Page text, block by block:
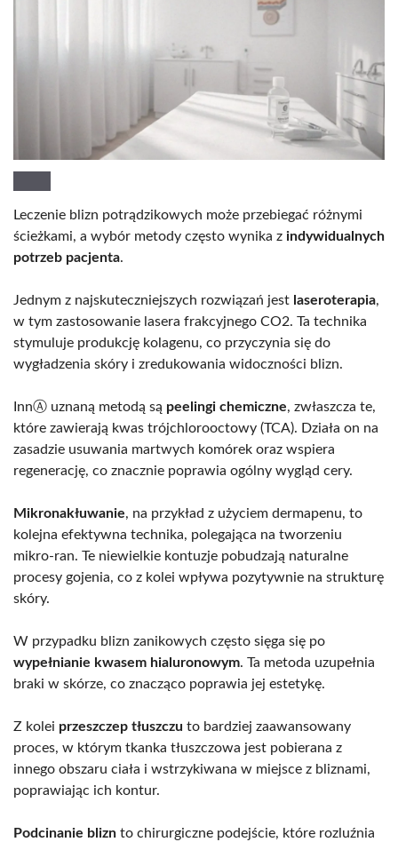
Leczenie blizn potrądzikowych może przebiegać różnymi
ścieżkami, a wybór metody często wynika z indywidualnych
potrzeb pacjenta.
Jednym z najskuteczniejszych rozwiązań jest laseroterapia,
w tym zastosowanie lasera frakcyjnego CO2. Ta technika
stymuluje produkcję kolagenu, co przyczynia się do
wygładzenia skóry i zredukowania widoczności blizn.
InnⒶ uznaną metodą są peelingi chemiczne, zwłaszcza te,
które zawierają kwas trójchlorooctowy (TCA). Działa on na
zasadzie usuwania martwych komórek oraz wspiera
regenerację, co znacznie poprawia ogólny wygląd cery.
Mikronakłuwanie, na przykład z użyciem dermapenu, to
kolejna efektywna technika, polegająca na tworzeniu
mikro-ran. Te niewielkie kontuzje pobudzają naturalne
procesy gojenia, co z kolei wpływa pozytywnie na strukturę
skóry.
W przypadku blizn zanikowych często sięga się po
wypełnianie kwasem hialuronowym. Ta metoda uzupełnia
braki w skórze, co znacząco poprawia jej estetykę.
Z kolei przeszczep tłuszczu to bardziej zaawansowany
proces, w którym tkanka tłuszczowa jest pobierana z
innego obszaru ciała i wstrzykiwana w miejsce z bliznami,
poprawiając ich kontur.
Podcinanie blizn to chirurgiczne podejście, które rozluźnia